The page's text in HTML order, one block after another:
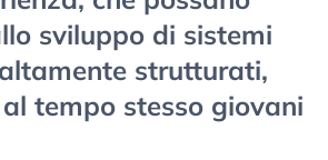
sviluppo di sistemi
strutturati,
tempo stesso giovani